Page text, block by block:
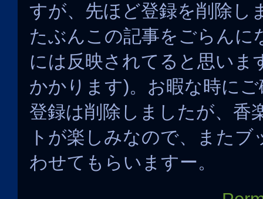
すが、先ほど登録を削除し
たぶんこの記事をごらんに
には反映されてると思いま
かかります)。お暇な時に
登録は削除しましたが、香
トが楽しみなので、また
わせてもらいますー。